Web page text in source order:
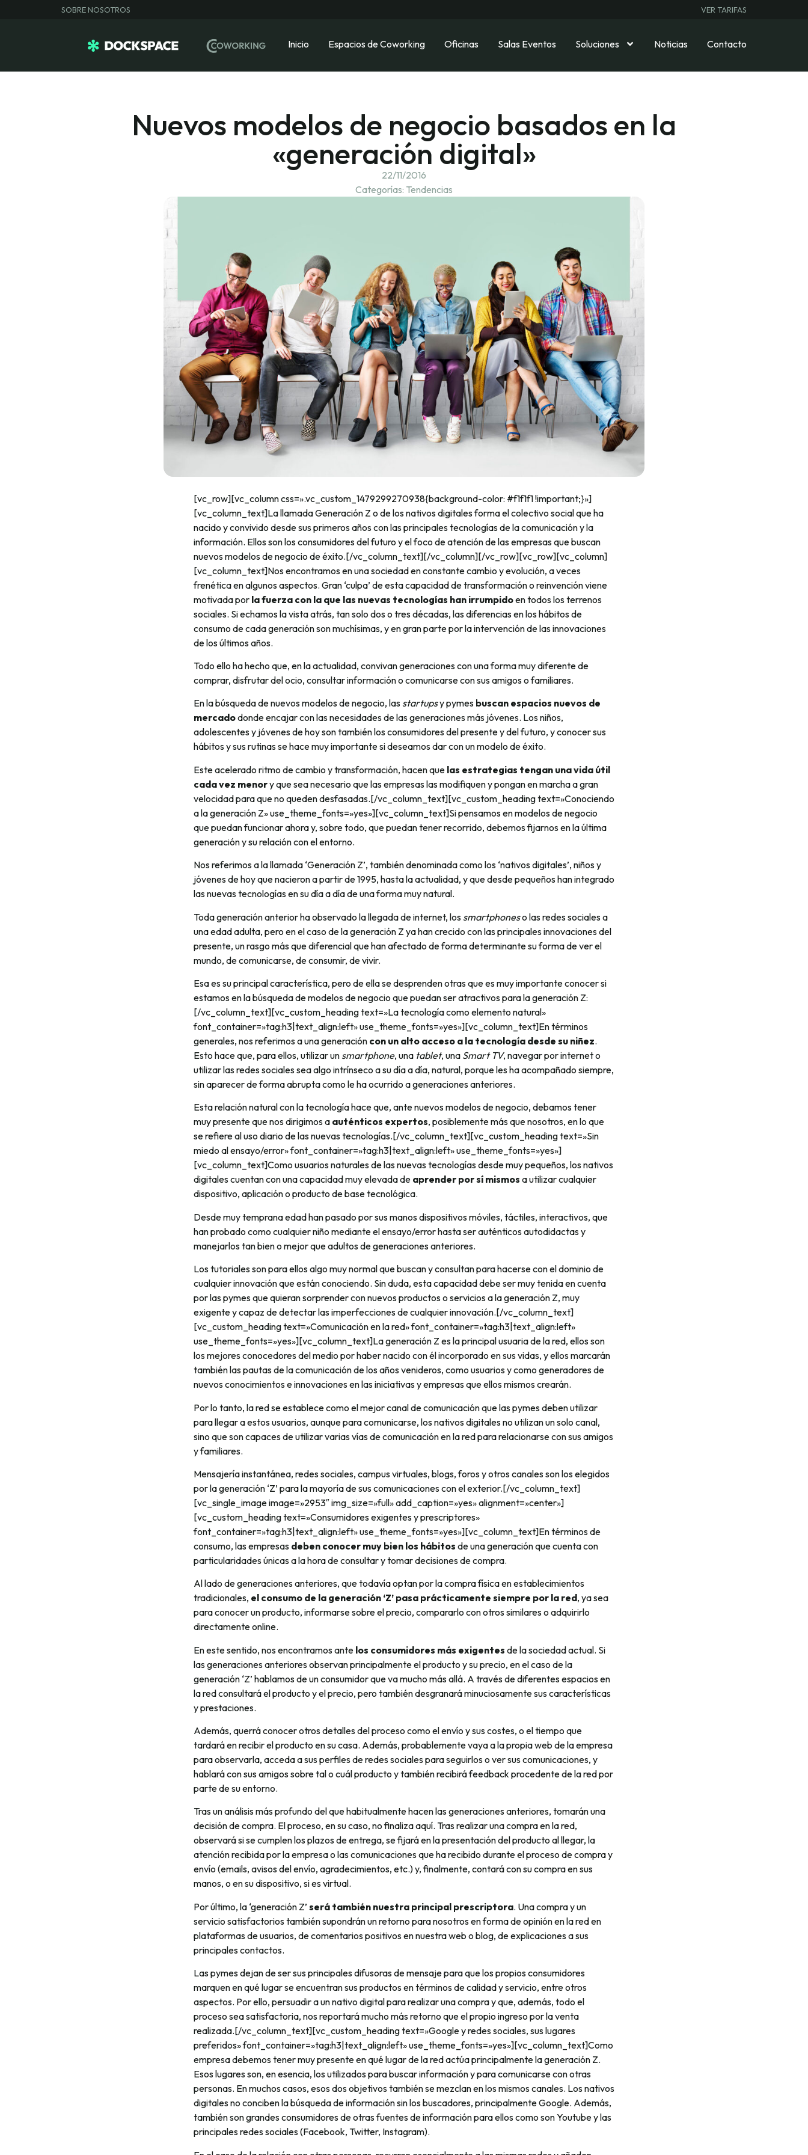
SOBRE NOSOTROS VER TARIFAS
Inicio Espacios de Coworking Oficinas Salas Eventos Soluciones Noticias Contacto
Nuevos modelos de negocio basados en la
«generación digital»
22/11/2016
Categorías: Tendencias
[vc_row][vc_column css=».vc_custom_1479299270938{background-color: #f1f1f1 !important;}»]
[vc_column_text]La llamada Generación Z o de los nativos digitales forma el colectivo social que ha
nacido y convivido desde sus primeros años con las principales tecnologías de la comunicación y la
información. Ellos son los consumidores del futuro y el foco de atención de las empresas que buscan
nuevos modelos de negocio de éxito.[/vc_column_text][/vc_column][/vc_row][vc_row][vc_column]
[vc_column_text]Nos encontramos en una sociedad en constante cambio y evolución, a veces
frenética en algunos aspectos. Gran ‘culpa’ de esta capacidad de transformación o reinvención viene
motivada por la fuerza con la que las nuevas tecnologías han irrumpidoen todos los terrenos
sociales. Si echamos la vista atrás, tan solo dos o tres décadas, las diferencias en los hábitos de
consumo de cada generación son muchísimas, y en gran parte por la intervención de las innovaciones
de los últimos años.
Todo ello ha hecho que, en la actualidad, convivan generaciones con una forma muy diferente de
comprar, disfrutar del ocio, consultar información o comunicarse con sus amigos o familiares.
En la búsqueda de nuevos modelos de negocio, las startupsy pymes buscan espacios nuevos de
mercadodonde encajar con las necesidades de las generaciones más jóvenes. Los niños,
adolescentes y jóvenes de hoy son también los consumidores del presente y del futuro, y conocer sus
hábitos y sus rutinas se hace muy importante si deseamos dar con un modelo de éxito.
Este acelerado ritmo de cambio y transformación, hacen que las estrategias tengan una vida útil
cada vez menory que sea necesario que las empresas las modifiquen y pongan en marcha a gran
velocidad para que no queden desfasadas.[/vc_column_text][vc_custom_heading text=»Conociendo
a la generación Z» use_theme_fonts=»yes»][vc_column_text]Si pensamos en modelos de negocio
que puedan funcionar ahora y, sobre todo, que puedan tener recorrido, debemos fijarnos en la última
generación y su relación con el entorno.
Nos referimos a la llamada ‘Generación Z’, también denominada como los ‘nativos digitales’, niños y
jóvenes de hoy que nacieron a partir de 1995, hasta la actualidad, y que desde pequeños han integrado
las nuevas tecnologías en su día a día de una forma muy natural.
Toda generación anterior ha observado la llegada de internet, los smartphoneso las redes sociales a
una edad adulta, pero en el caso de la generación Z ya han crecido con las principales innovaciones del
presente, un rasgo más que diferencial que han afectado de forma determinante su forma de ver el
mundo, de comunicarse, de consumir, de vivir.
Esa es su principal característica, pero de ella se desprenden otras que es muy importante conocer si
estamos en la búsqueda de modelos de negocio que puedan ser atractivos para la generación Z:
[/vc_column_text][vc_custom_heading text=»La tecnología como elemento natural»
font_container=»tag:h3|text_align:left» use_theme_fonts=»yes»][vc_column_text]En términos
generales, nos referimos a una generación con un alto acceso a la tecnología desde su niñez.
Esto hace que, para ellos, utilizar un smartphone, una tablet, una Smart TV, navegar por internet o
utilizar las redes sociales sea algo intrínseco a su día a día, natural, porque les ha acompañado siempre,
sin aparecer de forma abrupta como le ha ocurrido a generaciones anteriores.
Esta relación natural con la tecnología hace que, ante nuevos modelos de negocio, debamos tener
muy presente que nos dirigimos a auténticos expertos, posiblemente más que nosotros, en lo que
se refiere al uso diario de las nuevas tecnologías.[/vc_column_text][vc_custom_heading text=»Sin
miedo al ensayo/error» font_container=»tag:h3|text_align:left» use_theme_fonts=»yes»]
[vc_column_text]Como usuarios naturales de las nuevas tecnologías desde muy pequeños, los nativos
digitales cuentan con una capacidad muy elevada de aprender por sí mismos a utilizar cualquier
dispositivo, aplicación o producto de base tecnológica.
Desde muy temprana edad han pasado por sus manos dispositivos móviles, táctiles, interactivos, que
han probado como cualquier niño mediante el ensayo/error hasta ser auténticos autodidactas y
manejarlos tan bien o mejor que adultos de generaciones anteriores.
Los tutoriales son para ellos algo muy normal que buscan y consultan para hacerse con el dominio de
cualquier innovación que están conociendo. Sin duda, esta capacidad debe ser muy tenida en cuenta
por las pymes que quieran sorprender con nuevos productos o servicios a la generación Z, muy
exigente y capaz de detectar las imperfecciones de cualquier innovación.[/vc_column_text]
[vc_custom_heading text=»Comunicación en la red» font_container=»tag:h3|text_align:left»
use_theme_fonts=»yes»][vc_column_text]La generación Z es la principal usuaria de la red, ellos son
los mejores conocedores del medio por haber nacido con él incorporado en sus vidas, y ellos marcarán
también las pautas de la comunicación de los años venideros, como usuarios y como generadores de
nuevos conocimientos e innovaciones en las iniciativas y empresas que ellos mismos crearán.
Por lo tanto, la red se establece como el mejor canal de comunicación que las pymes deben utilizar
para llegar a estos usuarios, aunque para comunicarse, los nativos digitales no utilizan un solo canal,
sino que son capaces de utilizar varias vías de comunicación en la red para relacionarse con sus amigos
y familiares.
Mensajería instantánea, redes sociales, campus virtuales, blogs, foros y otros canales son los elegidos
por la generación ‘Z’ para la mayoría de sus comunicaciones con el exterior.[/vc_column_text]
[vc_single_image image=»2953″ img_size=»full» add_caption=»yes» alignment=»center»]
[vc_custom_heading text=»Consumidores exigentes y prescriptores»
font_container=»tag:h3|text_align:left» use_theme_fonts=»yes»][vc_column_text]En términos de
consumo, las empresas deben conocer muy bien los hábitos de una generación que cuenta con
particularidades únicas a la hora de consultar y tomar decisiones de compra.
Al lado de generaciones anteriores, que todavía optan por la compra física en establecimientos
tradicionales, el consumo de la generación ‘Z’ pasa prácticamente siempre por la red, ya sea
para conocer un producto, informarse sobre el precio, compararlo con otros similares o adquirirlo
directamente online.
En este sentido, nos encontramos ante los consumidores más exigentes de la sociedad actual. Si
las generaciones anteriores observan principalmente el producto y su precio, en el caso de la
generación ‘Z’ hablamos de un consumidor que va mucho más allá. A través de diferentes espacios en
la red consultará el producto y el precio, pero también desgranará minuciosamente sus características
y prestaciones.
Además, querrá conocer otros detalles del proceso como el envío y sus costes, o el tiempo que
tardará en recibir el producto en su casa. Además, probablemente vaya a la propia web de la empresa
para observarla, acceda a sus perfiles de redes sociales para seguirlos o ver sus comunicaciones, y
hablará con sus amigos sobre tal o cuál producto y también recibirá feedback procedente de la red por
parte de su entorno.
Tras un análisis más profundo del que habitualmente hacen las generaciones anteriores, tomarán una
decisión de compra. El proceso, en su caso, no finaliza aquí. Tras realizar una compra en la red,
observará si se cumplen los plazos de entrega, se fijará en la presentación del producto al llegar, la
atención recibida por la empresa o las comunicaciones que ha recibido durante el proceso de compra y
envío (emails, avisos del envío, agradecimientos, etc.) y, finalmente, contará con su compra en sus
manos, o en su dispositivo, si es virtual.
Por último, la ‘generación Z’ será también nuestra principal prescriptora. Una compra y un
servicio satisfactorios también supondrán un retorno para nosotros en forma de opinión en la red en
plataformas de usuarios, de comentarios positivos en nuestra web o blog, de explicaciones a sus
principales contactos.
Las pymes dejan de ser sus principales difusoras de mensaje para que los propios consumidores
marquen en qué lugar se encuentran sus productos en términos de calidad y servicio, entre otros
aspectos. Por ello, persuadir a un nativo digital para realizar una compra y que, además, todo el
proceso sea satisfactoria, nos reportará mucho más retorno que el propio ingreso por la venta
realizada.[/vc_column_text][vc_custom_heading text=»Google y redes sociales, sus lugares
preferidos» font_container=»tag:h3|text_align:left» use_theme_fonts=»yes»][vc_column_text]Como
empresa debemos tener muy presente en qué lugar de la red actúa principalmente la generación Z.
Esos lugares son, en esencia, los utilizados para buscar información y para comunicarse con otras
personas. En muchos casos, esos dos objetivos también se mezclan en los mismos canales. Los nativos
digitales no conciben la búsqueda de información sin los buscadores, principalmente Google. Además,
también son grandes consumidores de otras fuentes de información para ellos como son Youtube y las
principales redes sociales (Facebook, Twitter, Instagram).